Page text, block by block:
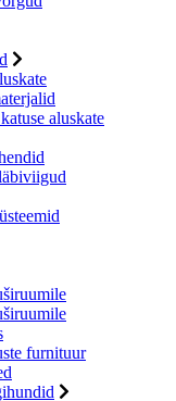
aluskate
furnituur